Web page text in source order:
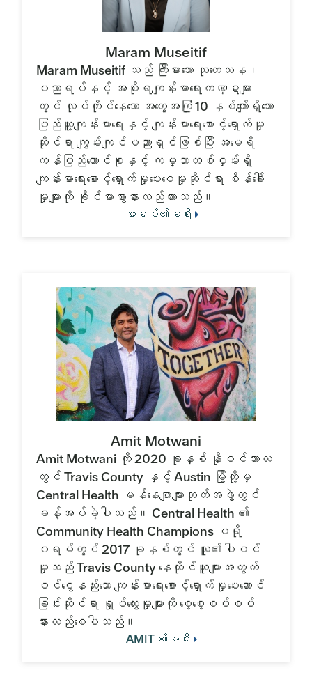
Maram Museitif
Maram Museitif သည် ကြီးမားသော သုတေသန၊
ပညာရပ်နှင့် အစိုးရကျန်းမာရေးကဏ္ဍများ
တွင် လုပ်ကိုင်နေသော အတွေ့အကြုံ 10 နှစ်ကျော်ရှိသော
ပြည်သူ့ကျန်းမာရေးနှင့် ကျန်းမာရေးစောင့်ရှောက်မှု
ဆိုင်ရာ ကျွမ်းကျင်ပညာရှင်ဖြစ်ပြီး အမေရိ
ကန်ပြည်ထောင်စုနှင့် ကမ္ဘာတစ်ဝှမ်းရှိ
ကျန်းမာရေးစောင့်ရှောက်မှုပေးဝေမှုဆိုင်ရာ စိန်ခေါ်
မှုများကို ခိုင်မာစွာနားလည်ထားသည်။
မာရမ်၏ခရီး
Amit Motwani
Amit Motwani ကို 2020 ခုနှစ် နိုဝင်ဘာလ
တွင် Travis County နှင့် Austin မြို့တို့မှ
Central Health မန်နေဂျာများဘုတ်အဖွဲ့တွင်
ခန့်အပ်ခဲ့ပါသည်။ Central Health ၏
Community Health Champions ပရို
ဂရမ်တွင် 2017 ခုနှစ်တွင် သူ၏ပါဝင်
မှုသည် Travis County နေထိုင်သူများအတွက်
ဝင်ငွေနည်းသော ကျန်းမာရေးစောင့်ရှောက်မှုပေးဆောင်
ခြင်းဆိုင်ရာ ရှုပ်ထွေးမှုများကို စေ့စေ့စပ်စပ်
နားလည်စေပါသည်။
AMIT ၏ခရီး